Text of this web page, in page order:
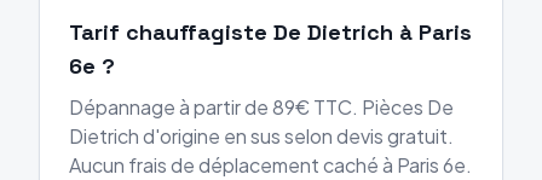
Tarif chauffagiste De Dietrich à Paris
6e ?
Dépannage à partir de 89€ TTC. Pièces De
Dietrich d'origine en sus selon devis gratuit.
Aucun frais de déplacement caché à Paris 6e.